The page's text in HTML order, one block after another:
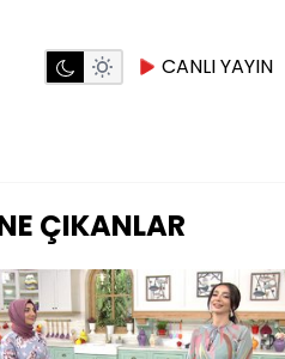
CANLI YAYIN
ÇIKANLAR